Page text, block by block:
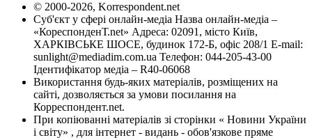
© 2000-2026, Korrespondent.net
Суб'єкт у сфері онлайн-медіа Назва онлайн-медіа –
«КореспонденТ.net» Адреса: 02091, місто Київ,
ХАРКІВСЬКЕ ШОСЕ, будинок 172-Б, офіс 208/1 E-mail:
sunlight@mediadim.com.ua Телефон: 044-205-43-00
Ідентифікатор медіа – R40-06068
Використання будь-яких матеріалів, розміщених на
сайті, дозволяється за умови посилання на
Корреспондент.net.
При копіюванні матеріалів зі сторінки « Новини України
і світу» , для інтернет - видань - обов'язкове пряме